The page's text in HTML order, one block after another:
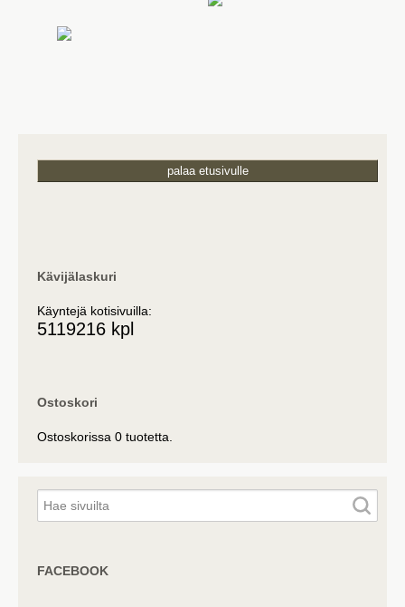
palaa etusivulle
Kävijälaskuri
Käyntejä kotisivuilla:
5119216 kpl
Ostoskori
Ostoskorissa 0 tuotetta.
FACEBOOK